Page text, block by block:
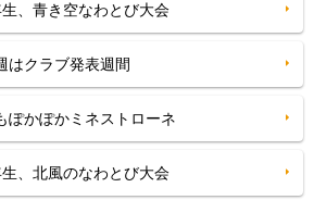
、青き空なわとび大会
はクラブ発表週間
ぽかぽかミネストローネ
、北風のなわとび大会